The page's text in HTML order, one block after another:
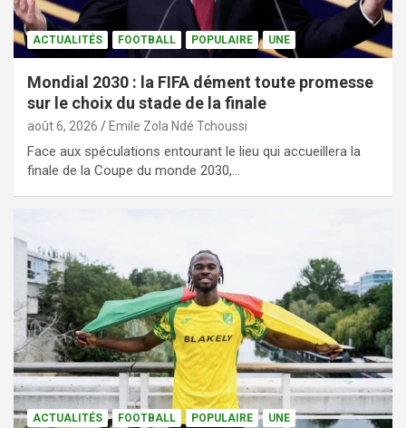
ACTUALITÉS FOOTBALL POPULAIRE UNE
Mondial 2030 : la FIFA dément toute promesse
sur le choix du stade de la finale
août 6, 2026 Emile Zola Ndé Tchoussi
Face aux spéculations entourant le lieu qui accueillera la
finale de la Coupe du monde 2030,…
ACTUALITÉS FOOTBALL POPULAIRE UNE